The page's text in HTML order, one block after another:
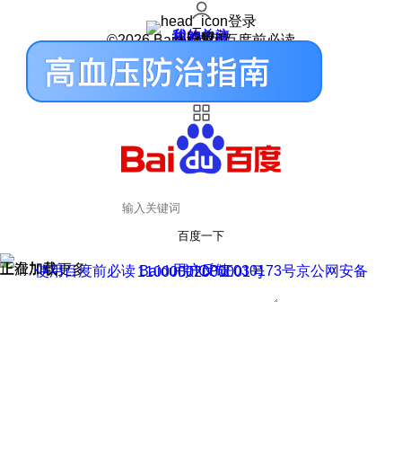
登录
我的关注
我的收藏
皮肤中心
用户反馈
设置
©2026 Baidu 使用百度前必读
百度一下
正在加载
上滑加载更多 用户反馈
使用百度前必读 Baidu 京ICP证030173号
京公网安备11000002000001号